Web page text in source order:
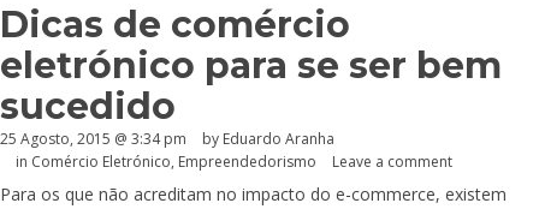
Dicas de comércio
eletrónico para se ser bem
sucedido
25 Agosto, 2015 @ 3:34 pm by Eduardo Aranha
in Comércio Eletrónico, Empreendedorismo Leave a comment
Para os que não acreditam no impacto do e-commerce, existem